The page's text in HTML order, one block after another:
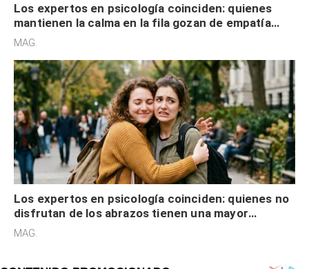
Los expertos en psicología coinciden: quienes
mantienen la calma en la fila gozan de empatía
cognitiva, gratitud y no solo tienen autocontrol
MAG.
Los expertos en psicología coinciden: quienes no
disfrutan de los abrazos tienen una mayor
sensibilidad a los estímulos físicos y no es por
MAG.